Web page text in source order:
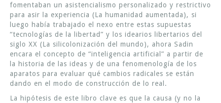
fomentaban un asistencialismo personalizado y restrictivo
para asir la experiencia (La humanidad aumentada), si
luego había trabajado el nexo entre estas supuestas
“tecnologías de la libertad” y los idearios libertarios del
siglo XX (La silicolonización del mundo), ahora Sadin
encara el concepto de “inteligencia artificial” a partir de
la historia de las ideas y de una fenomenología de los
aparatos para evaluar qué cambios radicales se están
dando en el modo de construcción de lo real.
La hipótesis de este libro clave es que la causa (y no la